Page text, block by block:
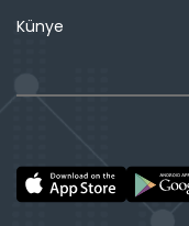
Künye